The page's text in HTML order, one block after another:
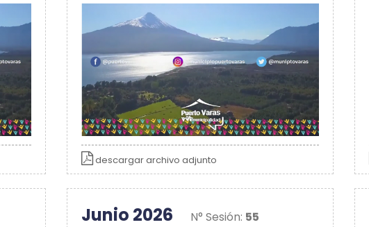
descargar archivo adjunto
Junio 2026 N° Sesión: 55